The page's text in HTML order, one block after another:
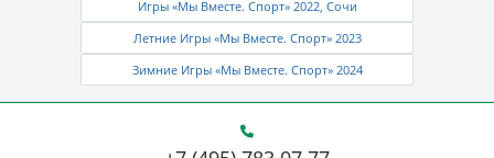
Игры «Мы Вместе. Спорт» 2022, Сочи
Летние Игры «Мы Вместе. Спорт» 2023
Зимние Игры «Мы Вместе. Спорт» 2024